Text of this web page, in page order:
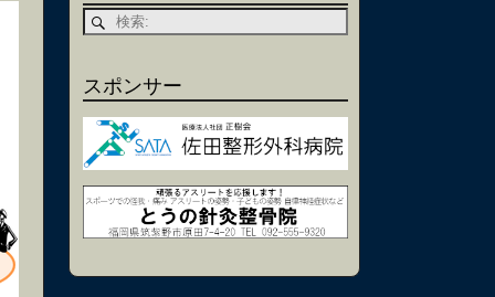
スポンサー